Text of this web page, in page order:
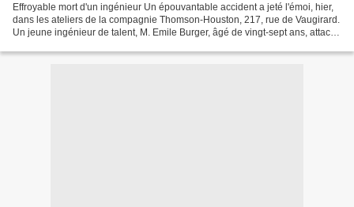
Effroyable mort d'un ingénieur Un épouvantable accident a jeté l'émoi, hier,
dans les ateliers de la compagnie Thomson-Houston, 217, rue de Vaugirard.
Un jeune ingénieur de talent, M. Emile Burger, âgé de vingt-sept ans, attaché